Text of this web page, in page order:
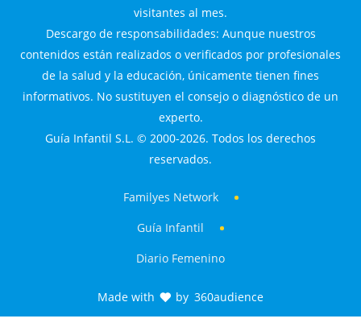
visitantes al mes.
Descargo de responsabilidades: Aunque nuestros
contenidos están realizados o verificados por profesionales
de la salud y la educación, únicamente tienen fines
informativos. No sustituyen el consejo o diagnóstico de un
experto.
Guía Infantil S.L. © 2000-2026. Todos los derechos
reservados.
Familyes Network
Guía Infantil
Diario Femenino
Made with by 360audience